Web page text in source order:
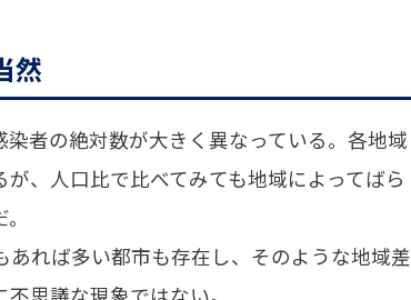
然
者の絶対数が大きく異なっている。各地域
、人口比で比べてみても地域によってばら
れば多い都市も存在し、そのような地域差